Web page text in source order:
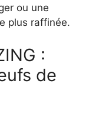
ou une
plus raffinée.
:
de